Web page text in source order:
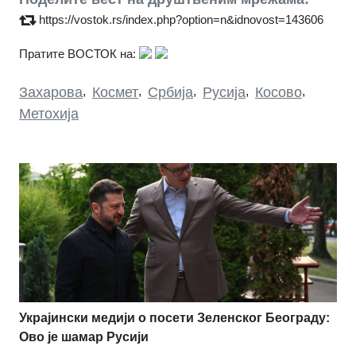
https://vostok.rs/index.php?option=n&idnovost=143606
Пратите ВОСТОК на:
Захарова, Космет, Србија, Русија, Косово,
Метохија
Украјински медији о посети Зеленског Београду:
Ово је шамар Русији